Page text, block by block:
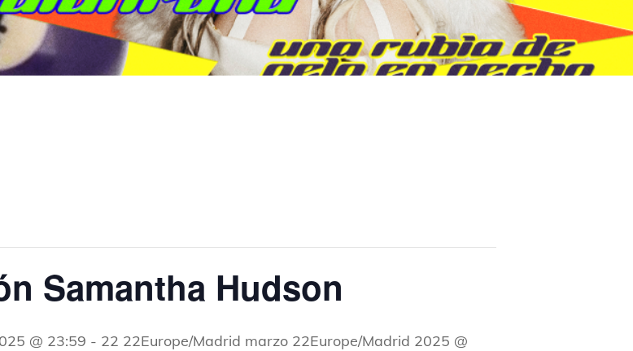
Samantha Hudson
@ 23:59 - 22 22Europe/Madrid marzo 22Europe/Madrid 2025 @